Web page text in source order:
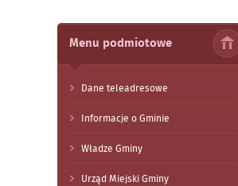
Menu podmiotowe
Dane teleadresowe
Informacje o Gminie
Władze Gminy
Urząd Miejski Gminy